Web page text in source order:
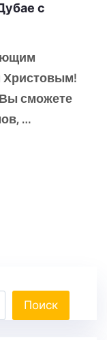
с
сможете
…
Поиск